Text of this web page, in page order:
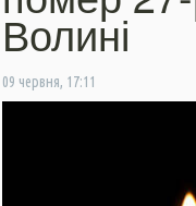
Волині
09 червня, 17:11